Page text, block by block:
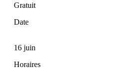
Gratuit
Date
16 juin
Horaires